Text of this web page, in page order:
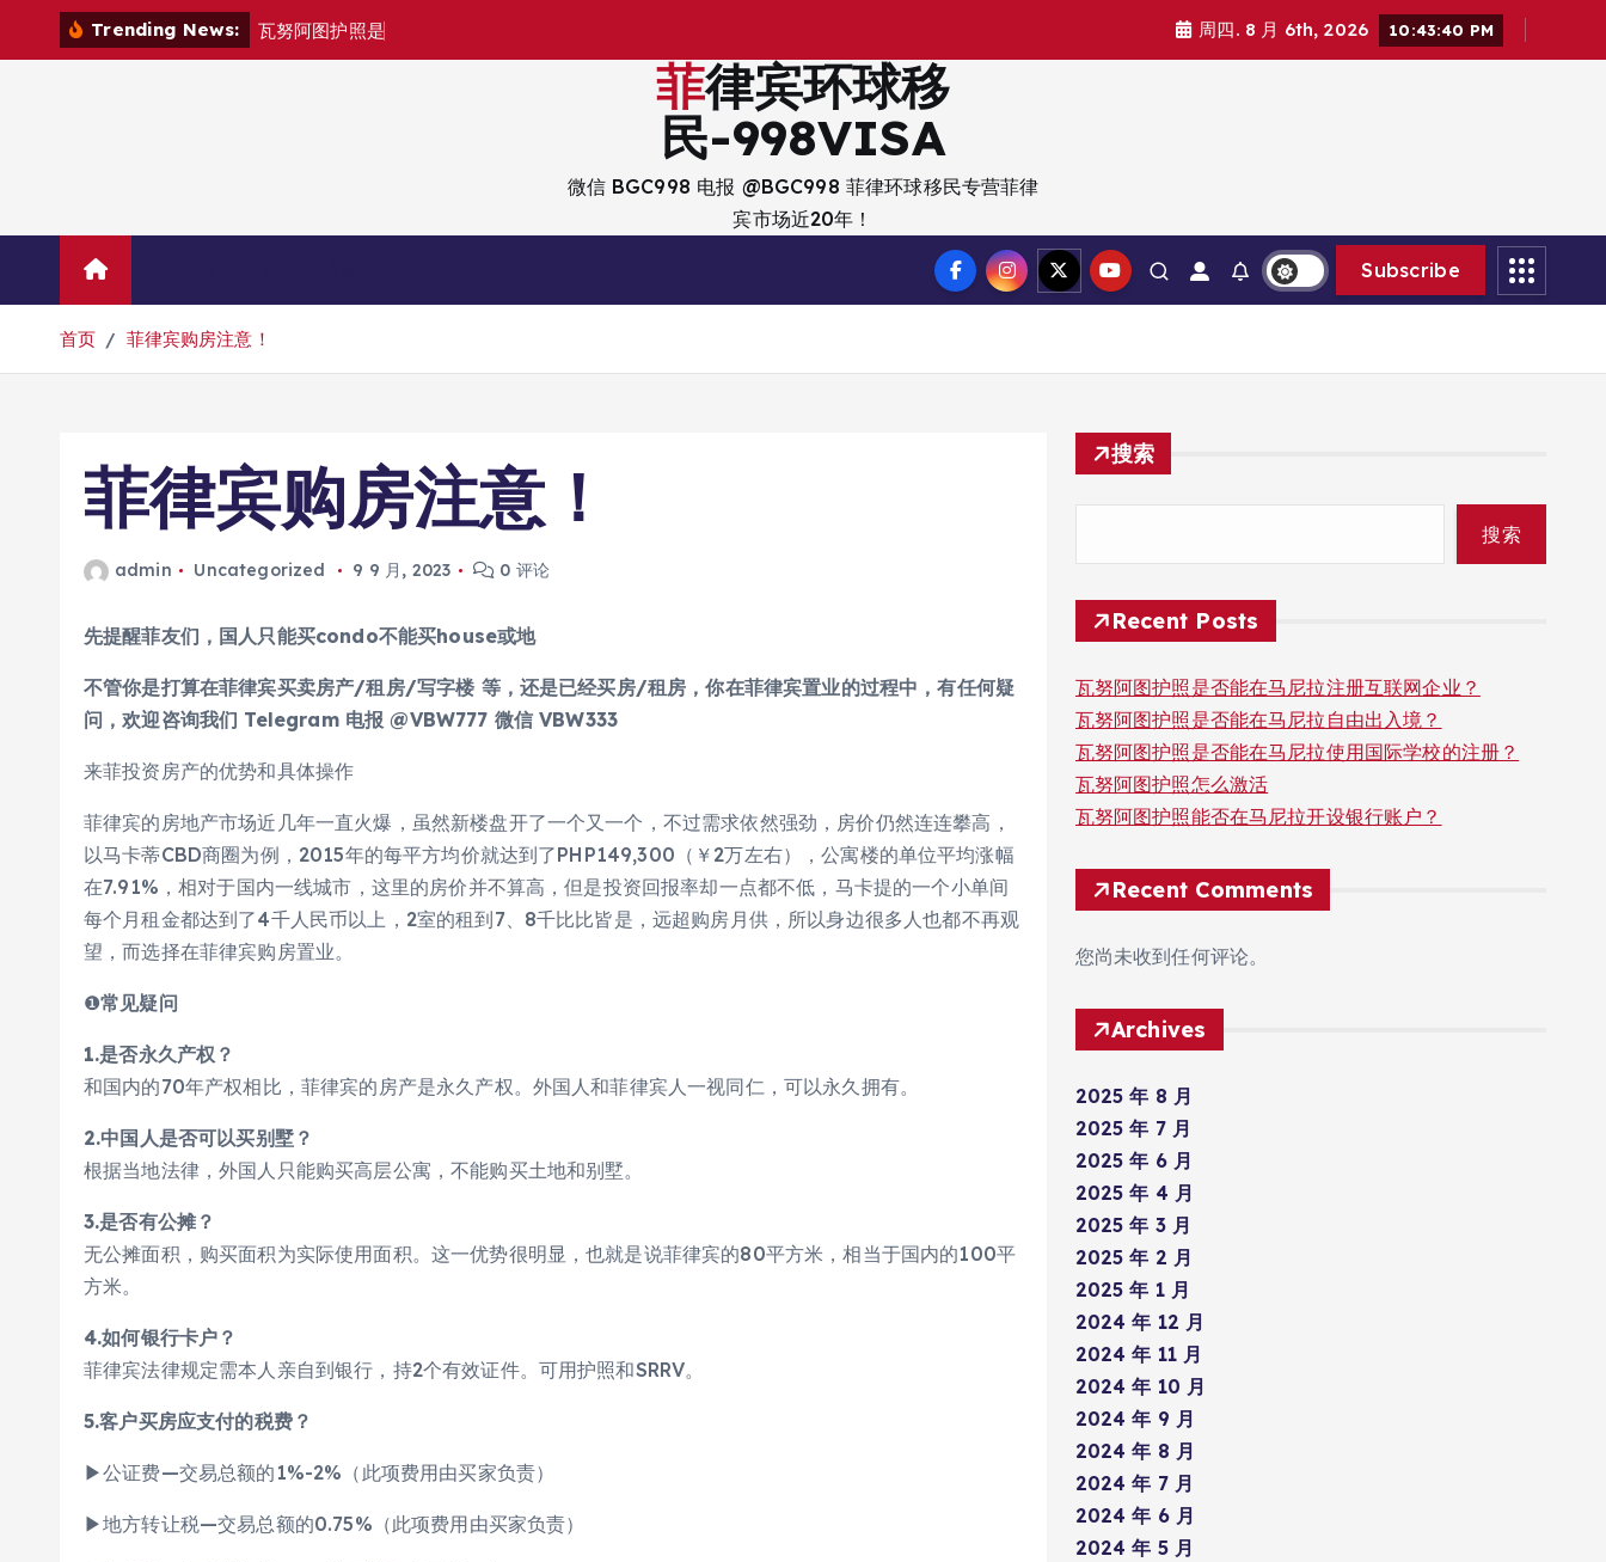
Trending News: 瓦努阿图护照是 周四. 8 月 6th, 2026 10:43:41 PM
菲律宾环球移
民-998VISA
微信 BGC998 电报 @BGC998 菲律环球移民专营菲律
宾市场近20年！
Subscribe
首页 菲律宾购房注意！
菲律宾购房注意！
admin Uncategorized 9 9 月, 2023 0 评论
先提醒菲友们，国人只能买condo不能买house或地
不管你是打算在菲律宾买卖房产/租房/写字楼 等，还是已经买房/租房，你在菲律宾置业的过程中，有任何疑
问，欢迎咨询我们 Telegram 电报 @VBW777 微信 VBW333
来菲投资房产的优势和具体操作
菲律宾的房地产市场近几年一直火爆，虽然新楼盘开了一个又一个，不过需求依然强劲，房价仍然连连攀高，
以马卡蒂CBD商圈为例，2015年的每平方均价就达到了PHP149,300（￥2万左右），公寓楼的单位平均涨幅
在7.91%，相对于国内一线城市，这里的房价并不算高，但是投资回报率却一点都不低，马卡提的一个小单间
每个月租金都达到了4千人民币以上，2室的租到7、8千比比皆是，远超购房月供，所以身边很多人也都不再观
望，而选择在菲律宾购房置业。
❶常见疑问
1.是否永久产权？
和国内的70年产权相比，菲律宾的房产是永久产权。外国人和菲律宾人一视同仁，可以永久拥有。
2.中国人是否可以买别墅？
根据当地法律，外国人只能购买高层公寓，不能购买土地和别墅。
3.是否有公摊？
无公摊面积，购买面积为实际使用面积。这一优势很明显，也就是说菲律宾的80平方米，相当于国内的100平
方米。
4.如何银行卡户？
菲律宾法律规定需本人亲自到银行，持2个有效证件。可用护照和SRRV。
5.客户买房应支付的税费？
▶公证费—交易总额的1%-2%（此项费用由买家负责）
▶地方转让税—交易总额的0.75%（此项费用由买家负责）
搜索
搜索
Recent Posts
瓦努阿图护照是否能在马尼拉注册互联网企业？
瓦努阿图护照是否能在马尼拉自由出入境？
瓦努阿图护照是否能在马尼拉使用国际学校的注册？
瓦努阿图护照怎么激活
瓦努阿图护照能否在马尼拉开设银行账户？
Recent Comments
您尚未收到任何评论。
Archives
2025 年 8 月
2025 年 7 月
2025 年 6 月
2025 年 4 月
2025 年 3 月
2025 年 2 月
2025 年 1 月
2024 年 12 月
2024 年 11 月
2024 年 10 月
2024 年 9 月
2024 年 8 月
2024 年 7 月
2024 年 6 月
2024 年 5 月